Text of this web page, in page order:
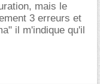
mais le
3 erreurs et
il m'indique qu'il